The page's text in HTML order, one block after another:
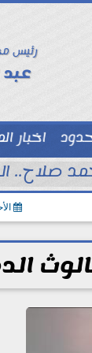
رئيس
عبد
اخبار
شو
صلاح..
الأحد،